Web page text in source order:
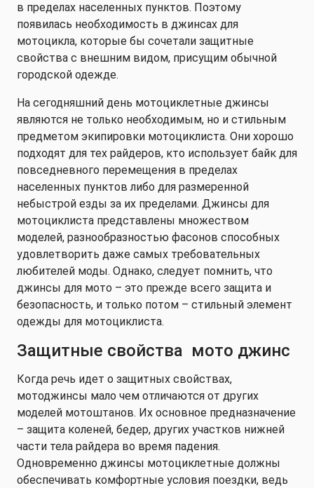
в пределах населенных пунктов. Поэтому
появилась необходимость в джинсах для
мотоцикла, которые бы сочетали защитные
свойства с внешним видом, присущим обычной
городской одежде.
На сегодняшний день мотоциклетные джинсы
являются не только необходимым, но и стильным
предметом экипировки мотоциклиста. Они хорошо
подходят для тех райдеров, кто использует байк для
повседневного перемещения в пределах
населенных пунктов либо для размеренной
небыстрой езды за их пределами. Джинсы для
мотоциклиста представлены множеством
моделей, разнообразностью фасонов способных
удовлетворить даже самых требовательных
любителей моды. Однако, следует помнить, что
джинсы для мото – это прежде всего защита и
безопасность, и только потом – стильный элемент
одежды для мотоциклиста.
Защитные свойства мото джинс
Когда речь идет о защитных свойствах,
мотоджинсы мало чем отличаются от других
моделей мотоштанов. Их основное предназначение
– защита коленей, бедер, других участков нижней
части тела райдера во время падения.
Одновременно джинсы мотоциклетные должны
обеспечивать комфортные условия поездки, ведь